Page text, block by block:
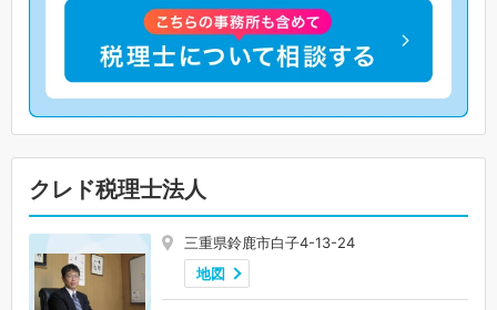
クレド税理士法人
三重県鈴鹿市白子4-13-24
地図